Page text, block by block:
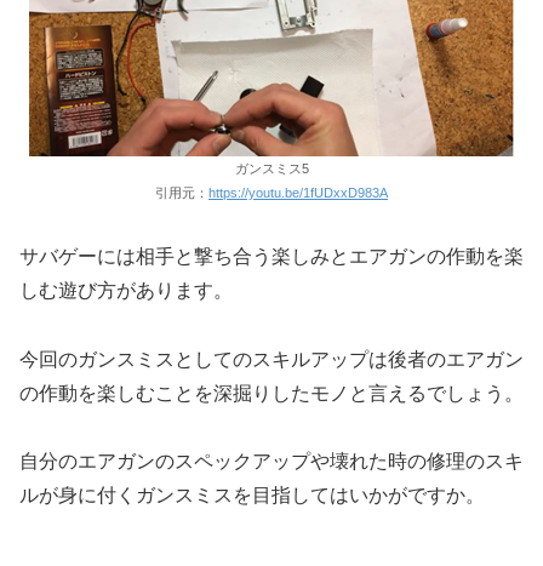
ガンスミス5
引用元： https://youtu.be/1fUDxxD983A
サバゲーには相手と撃ち合う楽しみとエアガンの作動を楽
しむ遊び方があります。
今回のガンスミスとしてのスキルアップは後者のエアガン
の作動を楽しむことを深掘りしたモノと言えるでしょう。
自分のエアガンのスペックアップや壊れた時の修理のスキ
ルが身に付くガンスミスを目指してはいかがですか。